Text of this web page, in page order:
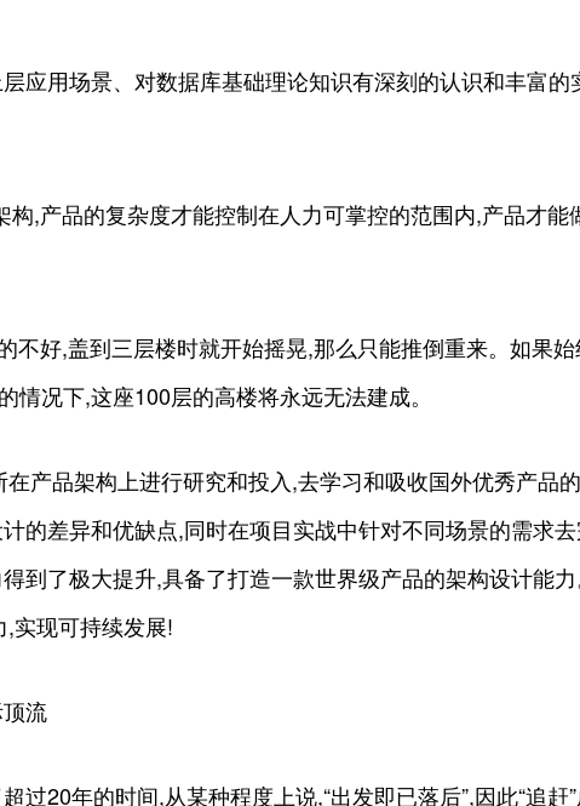
应用场景、对数据库基础理论知识有深刻的认识和丰富的
构,产品的复杂度才能控制在人力可掌控的范围内,产品才
不好,盖到三层楼时就开始摇晃,那么只能推倒重来。如果
况下,这座100层的高楼将永远无法建成。
产品架构上进行研究和投入,去学习和吸收国外优秀产品
的差异和优缺点,同时在项目实战中针对不同场景的需求
到了极大提升,具备了打造一款世界级产品的架构设计能
实现可持续发展!
流
过20年的时间,从某种程度上说,“出发即已落后”,因此“追赶